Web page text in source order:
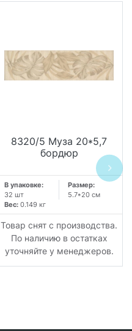
8320/5 Муза 20*5,7
бордюр
В упаковке:
32 шт
Размер:
5.7*20 см
Вес: 0.149 кг
Товар снят с производства.
По наличию в остатках
уточняйте у менеджеров.